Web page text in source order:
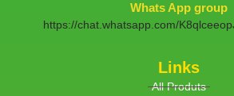
Whats App group
https://chat.whatsapp.com/
Links
All Produts